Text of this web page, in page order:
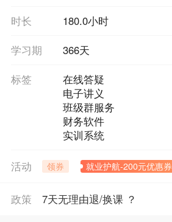
时长
180.0小时
学习期
366天
标签
在线答疑
电子讲义
班级群服务
财务软件
实训系统
活动 领券 就业护航-200元优惠券
政策 7天无理由退/换课 ？